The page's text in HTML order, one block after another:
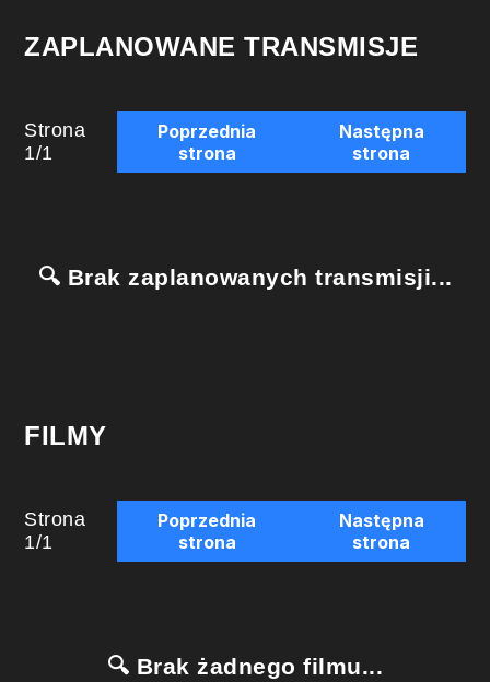
ZAPLANOWANE TRANSMISJE
Strona
1/1
Poprzednia
strona
Następna
strona
🔍 Brak zaplanowanych transmisji...
FILMY
Strona
1/1
Poprzednia
strona
Następna
strona
🔍 Brak żadnego filmu...